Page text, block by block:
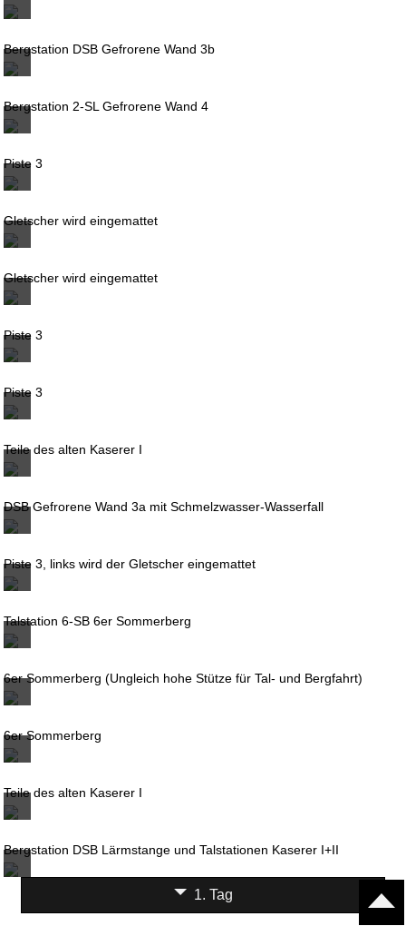
Bergstation DSB Gefrorene Wand 3b
Bergstation 2-SL Gefrorene Wand 4
Piste 3
Gletscher wird eingemattet
Gletscher wird eingemattet
Piste 3
Piste 3
Teile des alten Kaserer I
DSB Gefrorene Wand 3a mit Schmelzwasser-Wasserfall
Piste 3, links wird der Gletscher eingemattet
Talstation 6-SB 6er Sommerberg
6er Sommerberg (Ungleich hohe Stütze für Tal- und Bergfahrt)
6er Sommerberg
Teile des alten Kaserer I
Bergstation DSB Lärmstange und Talstationen Kaserer I+II
1. Tag